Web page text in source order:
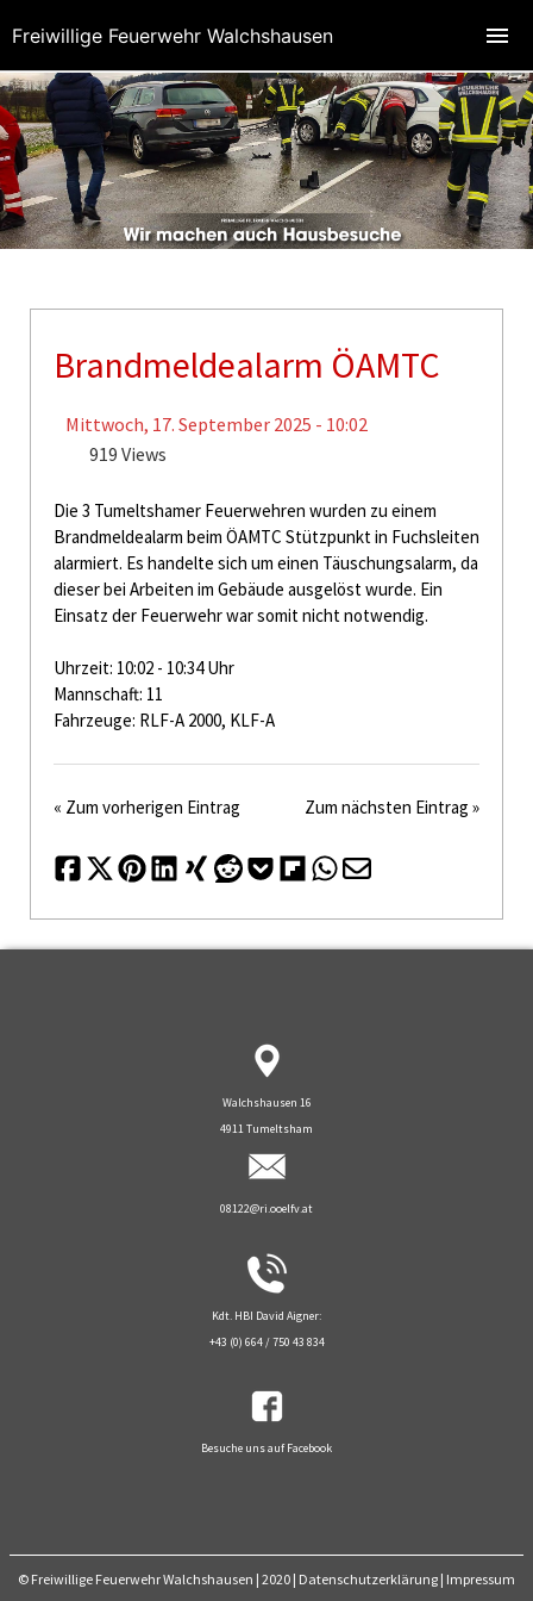
Brandmeldealarm ÖAMTC
Mittwoch, 17. September 2025 - 10:02
919 Views
Die 3 Tumeltshamer Feuerwehren wurden zu einem
Brandmeldealarm beim ÖAMTC Stützpunkt in Fuchsleiten
alarmiert. Es handelte sich um einen Täuschungsalarm, da
dieser bei Arbeiten im Gebäude ausgelöst wurde. Ein
Einsatz der Feuerwehr war somit nicht notwendig.
Uhrzeit: 10:02 - 10:34 Uhr
Mannschaft: 11
Fahrzeuge: RLF-A 2000, KLF-A
« Zum vorherigen Eintrag Zum nächsten Eintrag »
Walchshausen 16
4911 Tumeltsham
08122@ri.ooelfv.at
Kdt. HBI David Aigner:
+43 (0) 664 / 750 43 834
Besuche uns auf Facebook
© Freiwillige Feuerwehr Walchshausen | 2020 | Datenschutzerklärung | Impressum
Freiwillige Feuerwehr Walchshausen